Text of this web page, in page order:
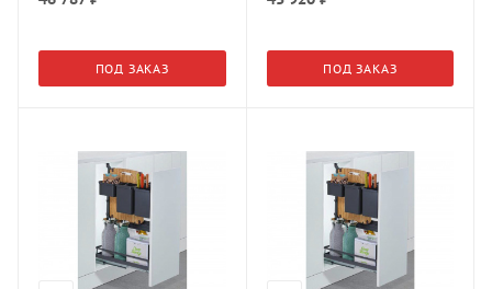
ПОД ЗАКАЗ ПОД ЗАКАЗ